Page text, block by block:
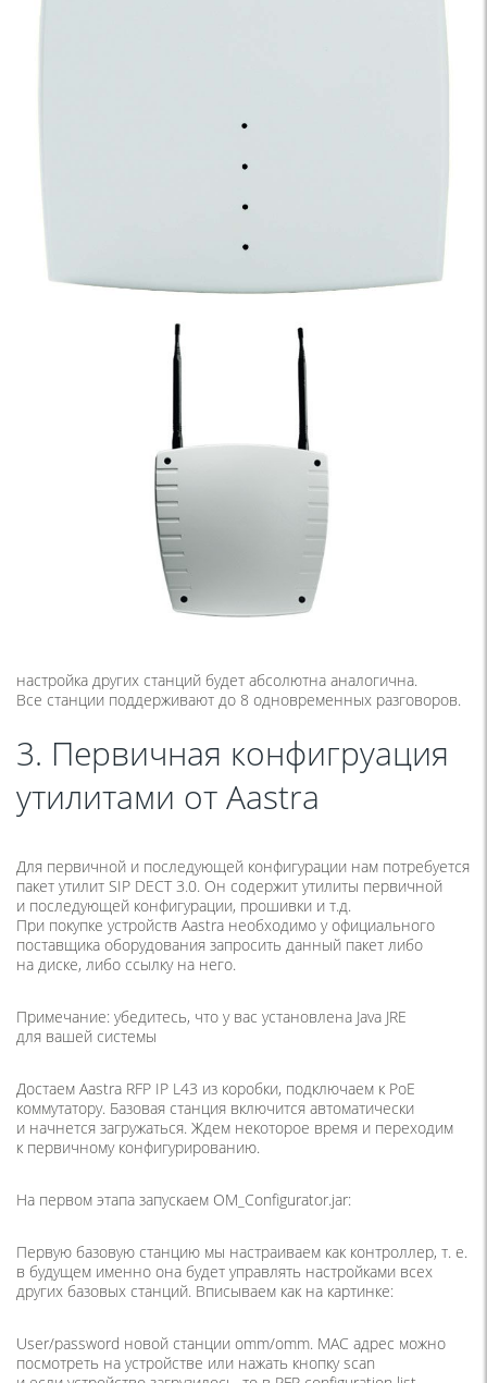
настройка других станций будет абсолютна аналогична.
Все станции поддерживают до 8 одновременных разговоров.
3. Первичная конфигруация
утилитами от Aastra
Для первичной и последующей конфигурации нам потребуется
пакет утилит SIP DECT 3.0. Он содержит утилиты первичной
и последующей конфигурации, прошивки и т.д.
При покупке устройств Aastra необходимо у официального
поставщика оборудования запросить данный пакет либо
на диске, либо ссылку на него.
Примечание: убедитесь, что у вас установлена Java JRE
для вашей системы
Достаем Aastra RFP IP L43 из коробки, подключаем к PoE
коммутатору. Базовая станция включится автоматически
и начнется загружаться. Ждем некоторое время и переходим
к первичному конфигурированию.
На первом этапа запускаем OM_Configurator.jar:
Первую базовую станцию мы настраиваем как контроллер, т. е.
в будущем именно она будет управлять настройками всех
других базовых станций. Вписываем как на картинке:
User/password новой станции omm/omm. МАС адрес можно
посмотреть на устройстве или нажать кнопку scan